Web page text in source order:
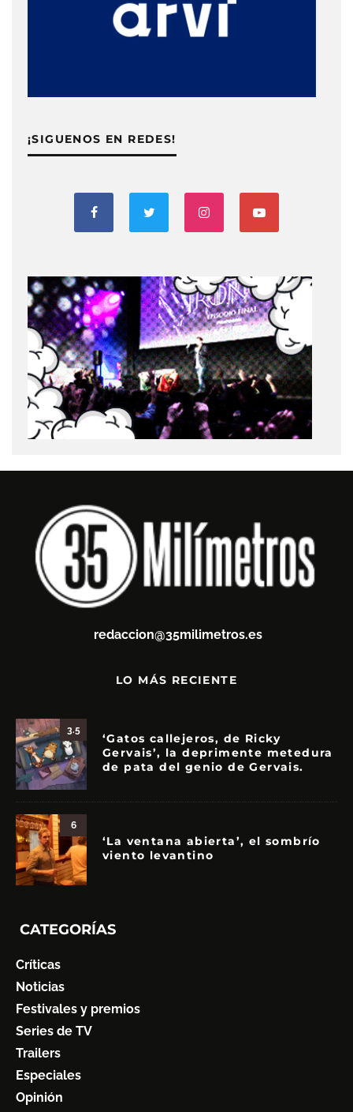
¡SIGUENOS EN REDES!
redaccion@35milimetros.es
LO MÁS RECIENTE
3.5
‘Gatos callejeros, de Ricky
Gervais’, la deprimente metedura
de pata del genio de Gervais.
6
‘La ventana abierta’, el sombrío
viento levantino
CATEGORÍAS
Críticas
Noticias
Festivales y premios
Series de TV
Trailers
Especiales
Opinión